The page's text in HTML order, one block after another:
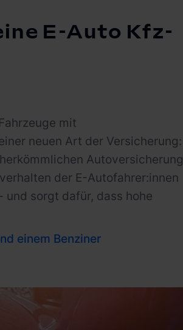
E-Auto Kfz-
mit
neuen Art der Versicherung:
Autoversicherung
der E-Autofahrer:innen
sorgt dafür, dass hohe
einem Benziner